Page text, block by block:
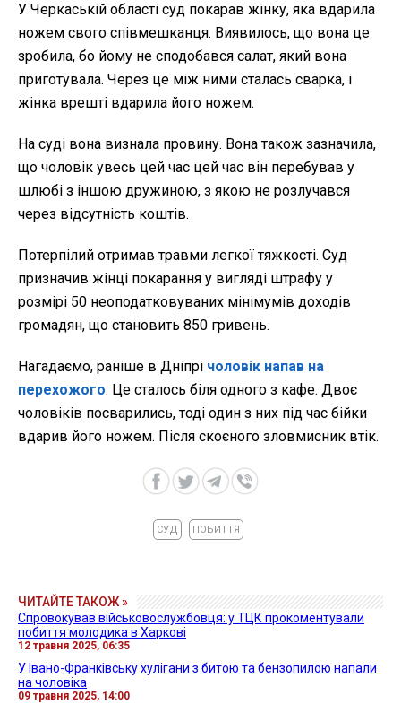
У Черкаській області суд покарав жінку, яка вдарила
ножем свого співмешканця. Виявилось, що вона це
зробила, бо йому не сподобався салат, який вона
приготувала. Через це між ними сталась сварка, і
жінка врешті вдарила його ножем.
На суді вона визнала провину. Вона також зазначила,
що чоловік увесь цей час цей час він перебував у
шлюбі з іншою дружиною, з якою не розлучався
через відсутність коштів.
Потерпілий отримав травми легкої тяжкості. Суд
призначив жінці покарання у вигляді штрафу у
розмірі 50 неоподатковуваних мінімумів доходів
громадян, що становить 850 гривень.
Нагадаємо, раніше в Дніпрі чоловік напав на
перехожого. Це сталось біля одного з кафе. Двоє
чоловіків посварились, тоді один з них під час бійки
вдарив його ножем. Після скоєного зловмисник втік.
СУД ПОБИТТЯ
ЧИТАЙТЕ ТАКОЖ »
Спровокував військовослужбовця: у ТЦК прокоментували
побиття молодика в Харкові
12 травня 2025, 06:35
У Івано-Франківську хулігани з битою та бензопилою напали
на чоловіка
09 травня 2025, 14:00